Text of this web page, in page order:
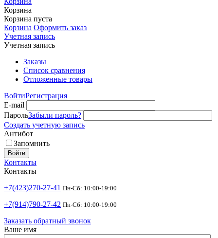
Корзина
Корзина пуста
Корзина Оформить заказ
Учетная запись
Учетная запись
Заказы
Список сравнения
Отложенные товары
ВойтиРегистрация
E-mail
ПарольЗабыли пароль?
Создать учетную запись
Антибот
Запомнить
Войти
Контакты
Контакты
+7(423)270-27-41 Пн-Сб: 10:00-19:00
+7(914)790-27-42 Пн-Сб: 10:00-19:00
Заказать обратный звонок
Ваше имя